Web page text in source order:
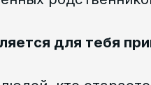
для тебя